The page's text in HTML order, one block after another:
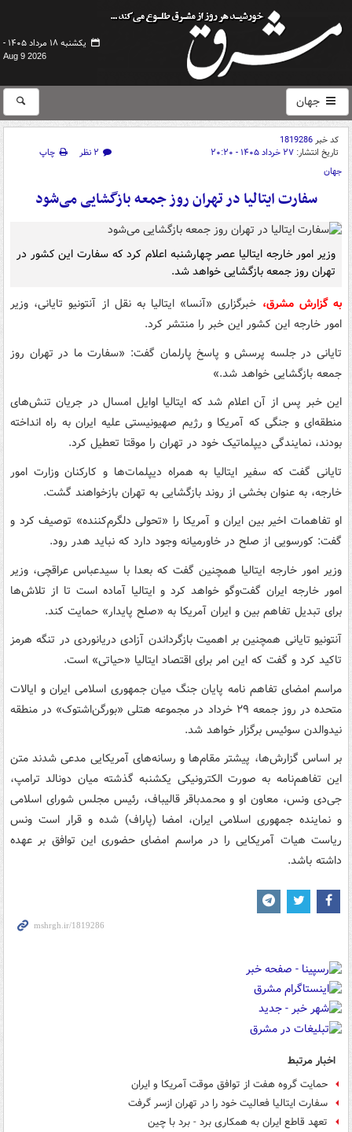
یکشنبه ۱۸ مرداد ۱۴۰۵ -
Aug 9 2026
جهان
کد خبر1819286
تاریخ انتشار: ۲۷ خرداد ۱۴۰۵ - ۲۰:۲۰ ۲ نظر
چاپ
جهان
سفارت ایتالیا در تهران روز جمعه بازگشایی می‌شود
وزیر امور خارجه ایتالیا عصر چهارشنبه اعلام کرد که سفارت این کشور در
تهران روز جمعه بازگشایی خواهد شد.
به گزارش مشرق، خبرگزاری «آنسا» ایتالیا به نقل از آنتونیو تایانی، وزیر
امور خارجه این کشور این خبر را منتشر کرد.
تایانی در جلسه پرسش و پاسخ پارلمان گفت: «سفارت ما در تهران روز
جمعه بازگشایی خواهد شد.»
این خبر پس از آن اعلام شد که ایتالیا اوایل امسال در جریان تنش‌های
منطقه‌ای و جنگی که آمریکا و رژیم صهیونیستی علیه ایران به راه انداخته
بودند، نمایندگی دیپلماتیک خود در تهران را موقتا تعطیل کرد.
تایانی گفت که سفیر ایتالیا به همراه دیپلمات‌ها و کارکنان وزارت امور
خارجه، به عنوان بخشی از روند بازگشایی به تهران بازخواهند گشت.
او تفاهمات اخیر بین ایران و آمریکا را «تحولی دلگرم‌کننده» توصیف کرد و
گفت: کورسویی از صلح در خاورمیانه وجود دارد که نباید هدر رود.
وزیر امور خارجه ایتالیا همچنین گفت که بعدا با سیدعباس عراقچی، وزیر
امور خارجه ایران گفت‌وگو خواهد کرد و ایتالیا آماده است تا از تلاش‌ها
برای تبدیل تفاهم بین و ایران آمریکا به «صلح پایدار» حمایت کند.
آنتونیو تایانی همچنین بر اهمیت بازگرداندن آزادی دریانوردی در تنگه هرمز
تاکید کرد و گفت که این امر برای اقتصاد ایتالیا «حیاتی» است.
مراسم امضای تفاهم نامه پایان جنگ میان جمهوری اسلامی ایران و ایالات
متحده در روز جمعه ۲۹ خرداد در مجموعه هتلی «بورگن‌اشتوک» در منطقه
نیدوالدن سوئیس برگزار خواهد شد.
بر اساس گزارش‌ها، پیشتر مقام‌ها و رسانه‌های آمریکایی مدعی شدند متن
این تفاهم‌نامه به صورت الکترونیکی یکشنبه گذشته میان دونالد ترامپ،
جی‌دی ونس، معاون او و محمدباقر قالیباف، رئیس مجلس شورای اسلامی
و نماینده جمهوری اسلامی ایران، امضا (پاراف) شده و قرار است ونس
ریاست هیات آمریکایی را در مراسم امضای حضوری این توافق بر عهده
داشته باشد.
اخبار مرتبط
حمایت گروه هفت از توافق موقت آمریکا و ایران
سفارت ایتالیا فعالیت خود را در تهران ازسر گرفت
تعهد قاطع ایران به همکاری برد - برد با چین